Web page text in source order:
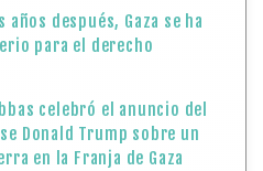
después, Gaza se ha
para el derecho
celebró el anuncio del
Donald Trump sobre un
en la Franja de Gaza